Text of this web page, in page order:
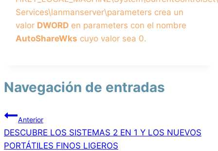
Services\lanmanserver\parameters crea un
valor DWORD en parameters con el nombre
AutoShareWks cuyo valor sea 0.
Navegación de entradas
Anterior
DESCUBRE LOS SISTEMAS 2 EN 1 Y LOS NUEVOS
PORTÁTILES FINOS LIGEROS